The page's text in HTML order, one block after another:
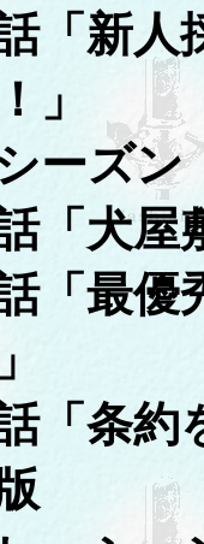
「新人
」
ーズン
「犬
「最
「条